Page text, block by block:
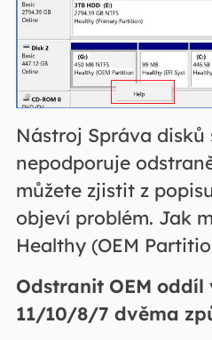
Nástroj Správa disků
nepodporuje
můžete zjistit z
objeví problém. Jak
Healthy (OEM
Odstranit OEM oddíl
11/10/8/7 dvěma